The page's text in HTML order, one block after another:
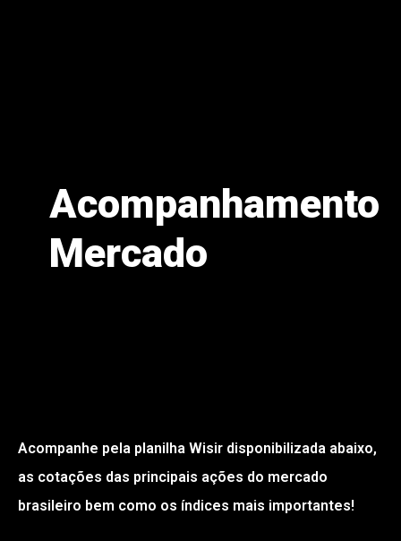
Acompanhamento
Mercado
Acompanhe pela planilha Wisir disponibilizada abaixo,
as cotações das principais ações do mercado
brasileiro bem como os índices mais importantes!